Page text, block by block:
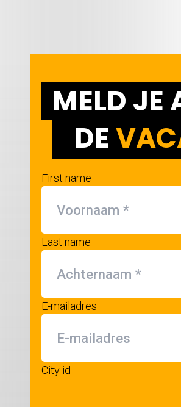
MELD JE
DE
First name
Last name
E-mailadres
City id